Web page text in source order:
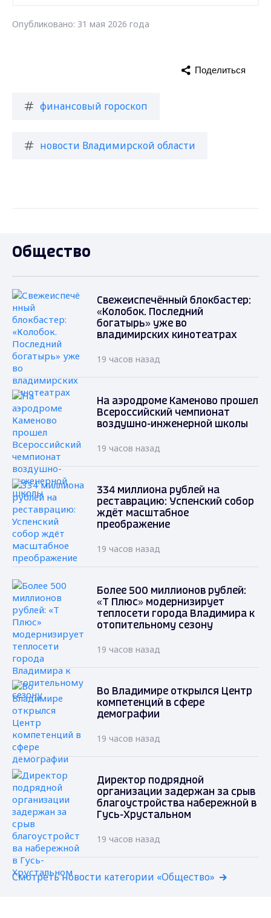
Опубликовано: 31 мая 2026 года
финансовый гороскоп
новости Владимирской области
Поделиться
Общество
Свежеиспечённый блокбастер:
«Колобок. Последний
богатырь» уже во
владимирских кинотеатрах
19 часов назад
На аэродроме Каменово прошел
Всероссийский чемпионат
воздушно-инженерной школы
19 часов назад
334 миллиона рублей на
реставрацию: Успенский собор
ждёт масштабное
преображение
19 часов назад
Более 500 миллионов рублей:
«Т Плюс» модернизирует
теплосети города Владимира к
отопительному сезону
19 часов назад
Во Владимире открылся Центр
компетенций в сфере
демографии
19 часов назад
Директор подрядной
организации задержан за срыв
благоустройства набережной в
Гусь-Хрустальном
19 часов назад
Смотреть новости категории «Общество»